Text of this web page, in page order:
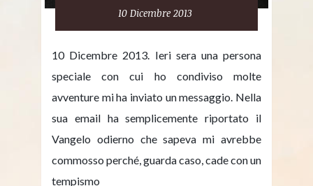
10 Dicembre 2013
10 Dicembre 2013. Ieri sera una persona
speciale con cui ho condiviso molte
avventure mi ha inviato un messaggio. Nella
sua email ha semplicemente riportato il
Vangelo odierno che sapeva mi avrebbe
commosso perché, guarda caso, cade con un
tempismo